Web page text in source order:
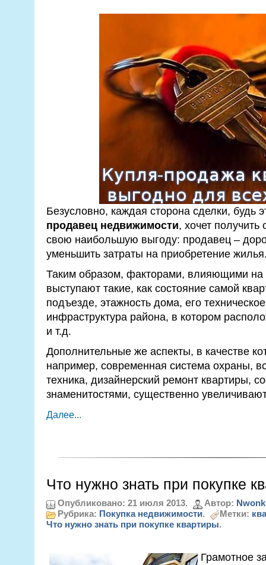
Безусловно, каждая сторона сделки, будь
продавец недвижимости, хочет
свою наибольшую выгоду: продавец –
уменьшить затраты на приобретение
Таким образом, факторами, влияющими на
выступают такие, как состояние самой
подъезде, этажность дома, его
инфраструктура района, в котором
и т.д.
Дополнительные же аспекты, в качестве
например, современная система охраны,
техника, дизайнерский ремонт квартиры,
знаменитостями, существенно
Далее...
Что нужно знать при покупке
Опубликовано: 21 июля 2013. Автор:
Рубрика: Покупка недвижимости. Метки:
Что нужно знать при покупке квартиры.
Грамотное